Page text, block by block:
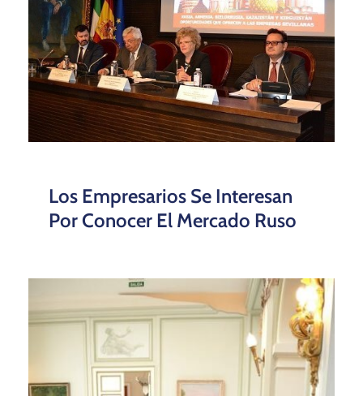
Los Empresarios Se Interesan
Por Conocer El Mercado Ruso